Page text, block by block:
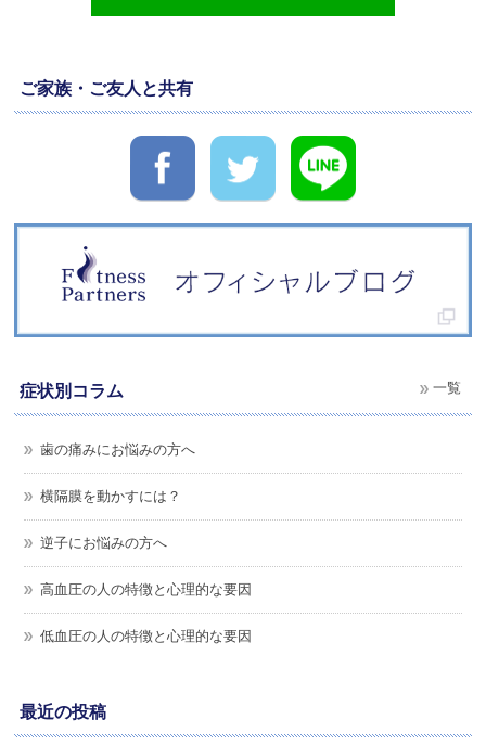
ご家族・ご友人と共有
症状別コラム 一覧
歯の痛みにお悩みの方へ
横隔膜を動かすには？
逆子にお悩みの方へ
高血圧の人の特徴と心理的な要因
低血圧の人の特徴と心理的な要因
最近の投稿